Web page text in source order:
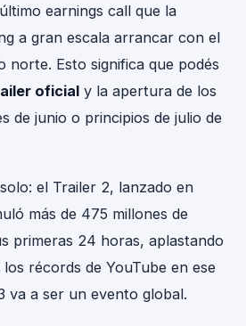
earnings call que la
a gran escala arrancar con el
norte. Esto significa que podés
oficial y la apertura de los
de junio o principios de julio de
el Trailer 2, lanzado en
más de 475 millones de
primeras 24 horas, aplastando
récords de YouTube en ese
va a ser un evento global.